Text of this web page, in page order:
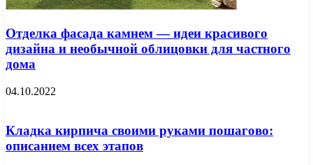
Отделка фасада камнем — идеи красивого
дизайна и необычной облицовки для частного
дома
04.10.2022
Кладка кирпича своими руками пошагово:
описанием всех этапов